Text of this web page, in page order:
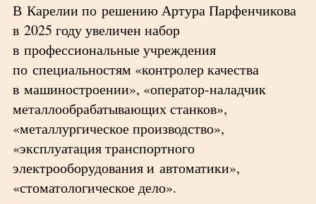
В Карелии по решению Артура Парфенчикова
в 2025 году увеличен набор
в профессиональные учреждения
по специальностям «контролер качества
в машиностроении», «оператор-наладчик
металлообрабатывающих станков»,
«металлургическое производство»,
«эксплуатация транспортного
электрооборудования и автоматики»,
«стоматологическое дело».